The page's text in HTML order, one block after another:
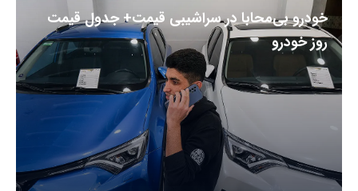
خودرو بی‌محابا در سراشیبی قیمت+ جدول قیمت
روز خودرو